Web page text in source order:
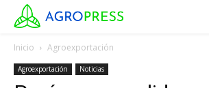
Inicio Agroexportación
Agroexportación Noticias